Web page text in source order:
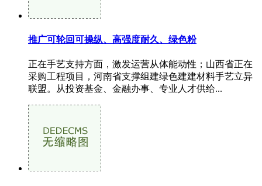
推广可轮回可操纵、高强度耐久、绿色粉
正在手艺支持方面，激发运营从体能动性；山西省正在
采购工程项目，河南省支撑组建绿色建建材料手艺立异
联盟。从投资基金、金融办事、专业人才供给...